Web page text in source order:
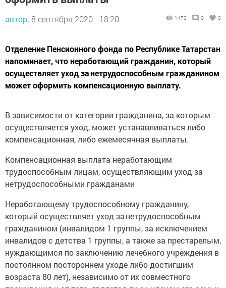
напоминает, что неработающий гражданин, который
осуществляет уход за нетрудоспособным гражданином
может оформить компенсационную выплату.
осуществляется уход, может устанавливаться либо
компенсационная, либо ежемесячная выплаты.
трудоспособным лицам, осуществляющим уход за
нетрудоспособными гражданами
который осуществляет уход за нетрудоспособным
гражданином (инвалидом 1 группы, за исключением
инвалидов с детства 1 группы, а также за престарелым,
нуждающимся по заключению лечебного учреждения в
постоянном постороннем уходе либо достигшим
возраста 80 лет), независимо от их совместного
проживания и от того, является ли он членом его семьи,